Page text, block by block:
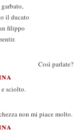
il ducato
filippo
parlate?
sciolto.
non mi piace molto.